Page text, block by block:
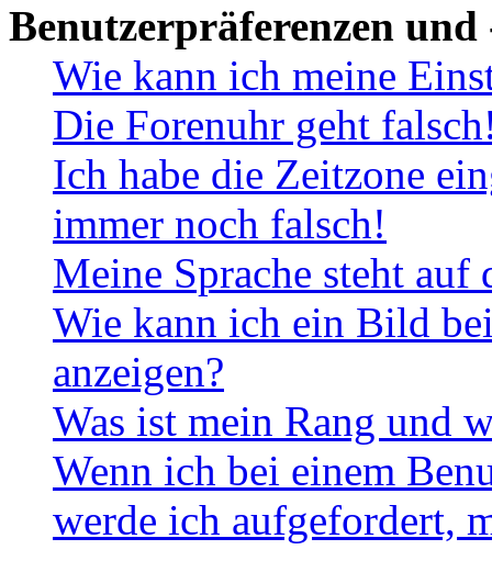
Benutzerpräferenzen und
Wie kann ich meine
Die Forenuhr geht
Ich habe die Zeitzone
immer noch falsch!
Meine Sprache steht
Wie kann ich ein Bild
anzeigen?
Was ist mein Rang und
Wenn ich bei einem
werde ich aufgefordert,